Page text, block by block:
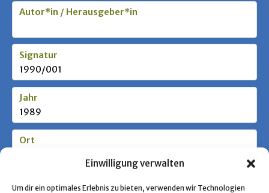
Einwilligung verwalten
Um dir ein optimales Erlebnis zu bieten, verwenden wir Technologien
Autor*in / Herausgeber*in
Signatur
1990/001
Jahr
1989
Ort
Stufe / Zielgruppe